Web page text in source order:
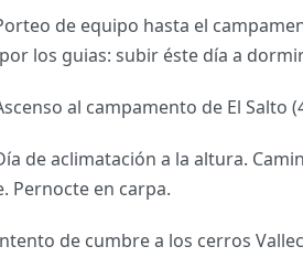
de equipo hasta el
los guias: subir éste día a
al campamento de El Salto
de aclimatación a la altura.
Pernocte en carpa.
de cumbre a los cerros